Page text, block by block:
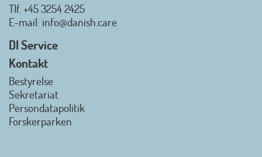
Danish.Care - Branchen for
hjælpemidler og
Danish.Care fra den 01. juli 2026
officielt kan kalde sig for
medlemsforening i DI - Dansk
Tlf. +45 3254 2425
E-mail: info@danish.care
DI Service
Kontakt
Bestyrelse
Sekretariat
Persondatapolitik
Forskerparken